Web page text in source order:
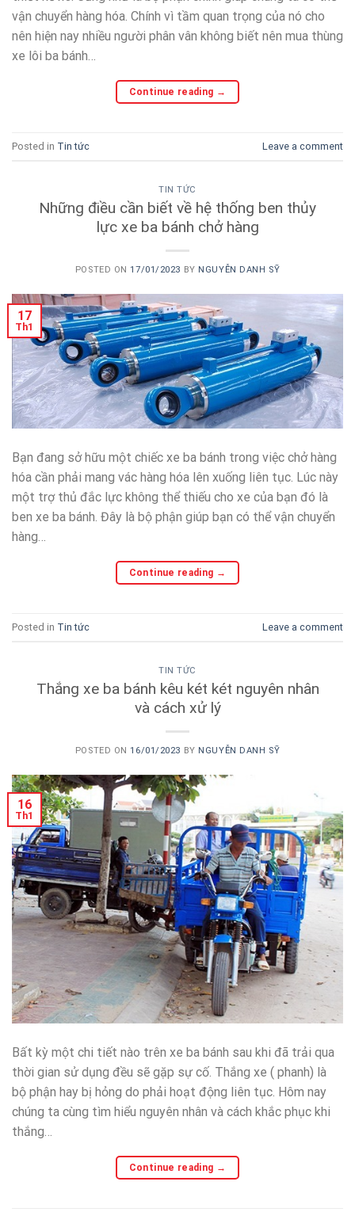
vận chuyển hàng hóa. Chính vì tầm quan trọng của nó cho
nên hiện nay nhiều người phân vân không biết nên mua thùng
xe lôi ba bánh…
Continue reading →
Posted in Tin tức Leave a comment
TIN TỨC
Những điều cần biết về hệ thống ben thủy
lực xe ba bánh chở hàng
POSTED ON17/01/2023 BY NGUYỄN DANH SỸ
17
Th1
Bạn đang sở hữu một chiếc xe ba bánh trong việc chở hàng
hóa cần phải mang vác hàng hóa lên xuống liên tục. Lúc này
một trợ thủ đắc lực không thể thiếu cho xe của bạn đó là
ben xe ba bánh. Đây là bộ phận giúp bạn có thể vận chuyển
hàng…
Continue reading →
Posted in Tin tức Leave a comment
TIN TỨC
Thắng xe ba bánh kêu két két nguyên nhân
và cách xử lý
POSTED ON16/01/2023 BY NGUYỄN DANH SỸ
16
Th1
Bất kỳ một chi tiết nào trên xe ba bánh sau khi đã trải qua
thời gian sử dụng đều sẽ gặp sự cố. Thắng xe ( phanh) là
bộ phận hay bị hỏng do phải hoạt động liên tục. Hôm nay
chúng ta cùng tìm hiểu nguyên nhân và cách khắc phục khi
thắng…
Continue reading →